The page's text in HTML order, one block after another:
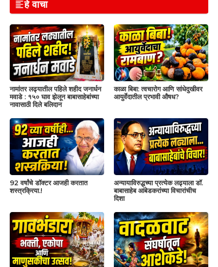
हे वाचा
नामांतर लढ्यातील पहिले शहीद जनार्धन
मवाडे : १५० घाव झेलून बाबासाहेबांच्या
नावासाठी दिले बलिदान
काळा बिबा: त्वचारोग आणि सांधेदुखीवर
आयुर्वेदातील प्रभावी औषध?
92 वर्षांचे डॉक्टर आजही करतात
शस्त्रक्रिया.!
अन्यायाविरुद्धच्या प्रत्येक लढ्याला डॉ.
बाबासाहेब आंबेडकरांच्या विचारांचीच
दिशा